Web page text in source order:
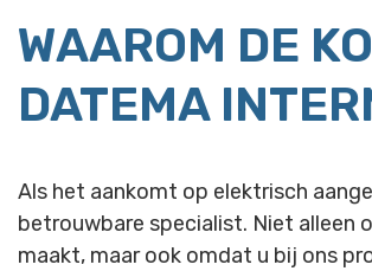
WAAROM DE
DATEMA
Als het aankomt op elektrisch
betrouwbare specialist. Niet alleen
maakt, maar ook omdat u bij ons